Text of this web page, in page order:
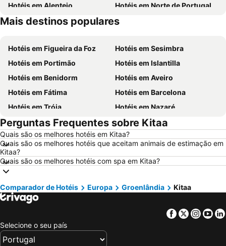
Hotéis em Alentejo
Hotéis em Norte de Portugal
Hotéis em Madeira
Hotéis em Centro de Portugal
Mais destinos populares
Hotéis em Figueira da Foz
Hotéis em Sesimbra
Hotéis em Portimão
Hotéis em Islantilla
Hotéis em Benidorm
Hotéis em Aveiro
Hotéis em Fátima
Hotéis em Barcelona
Hotéis em Tróia
Hotéis em Nazaré
Hotéis em Évora
Hotéis em Peniche
Hotéis em Porto Santo
Hotéis em Isla Canela
Hotéis em Sangenjo
Hotéis em Vilamoura
Hotéis em Vigo
Hotéis em Sul de Espanha
Hotéis em Málaga
Hotéis em Andaluzia
Hotéis em Minorca
Hotéis em Ilha do Sal
Perguntas Frequentes sobre Kitaa
Quais são os melhores hotéis em Kitaa?
Quais são os melhores hotéis que aceitam animais de estimação em
Kitaa?
Quais são os melhores hotéis com spa em Kitaa?
Comparador de Hotéis Europa Groenlândia Kitaa
Facebook
Twitter
Selecione o seu país